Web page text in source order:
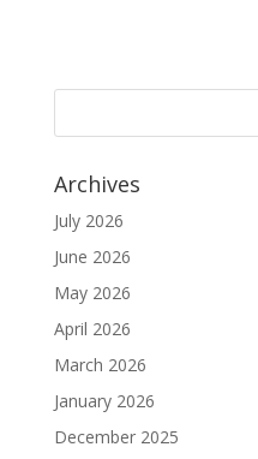
Archives
July 2026
June 2026
May 2026
April 2026
March 2026
January 2026
December 2025